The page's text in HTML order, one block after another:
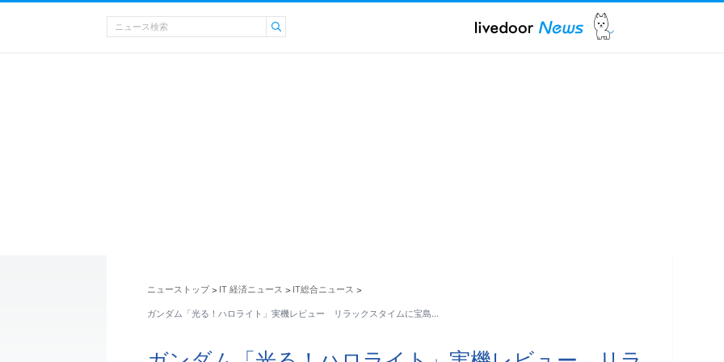
ニューストップ > IT 経済ニュース > IT総合ニュース >
ガンダム「光る！ハロライト」実機レビュー リラックスタイムに宝島…